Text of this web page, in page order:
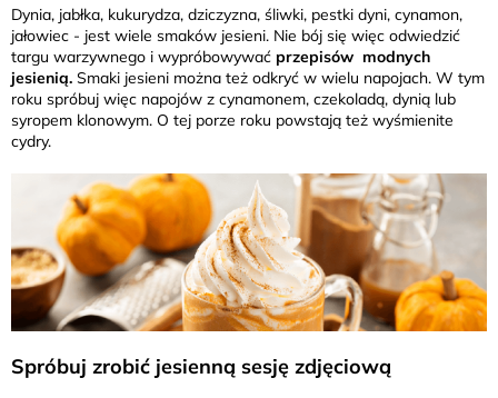
Dynia, jabłka, kukurydza, dziczyzna, śliwki, pestki dyni, cynamon,
jałowiec - jest wiele smaków jesieni. Nie bój się więc odwiedzić
targu warzywnego i wypróbowywać przepisów modnych
jesienią. Smaki jesieni można też odkryć w wielu napojach. W tym
roku spróbuj więc napojów z cynamonem, czekoladą, dynią lub
syropem klonowym. O tej porze roku powstają też wyśmienite
cydry.
Spróbuj zrobić jesienną sesję zdjęciową